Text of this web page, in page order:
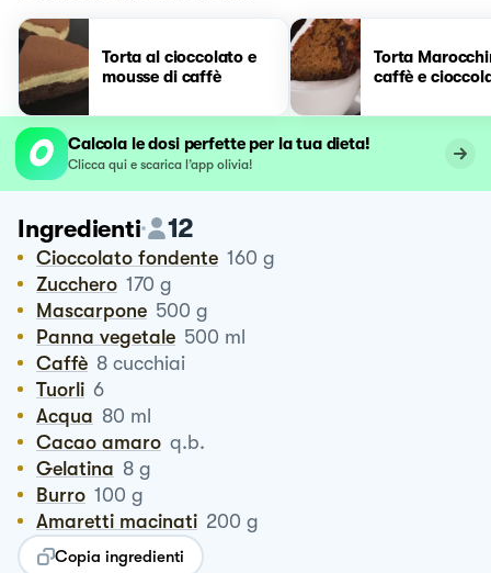
Torta al cioccolato e
mousse di caffè
Torta
caffè e
Calcola le dosi perfette per la tua dieta!
Clicca qui e scarica l’app olivia!
Ingredienti 12
Cioccolato fondente 160 g
Zucchero 170 g
Mascarpone 500 g
Panna vegetale 500 ml
Caffè 8 cucchiai
Tuorli 6
Acqua 80 ml
Cacao amaro q.b.
Gelatina 8 g
Burro 100 g
Amaretti macinati 200 g
Copia ingredienti